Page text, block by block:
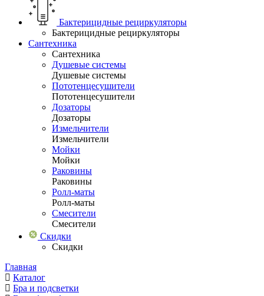
Бактерицидные рециркуляторы
Бактерицидные рециркуляторы
Сантехника
Сантехника
Душевые системы
Душевые системы
Пототенцесушители
Пототенцесушители
Дозаторы
Дозаторы
Измельчители
Измельчители
Мойки
Мойки
Раковины
Раковины
Ролл-маты
Ролл-маты
Смесители
Смесители
Скидки
Скидки
Главная
Каталог
Бра и подсветки